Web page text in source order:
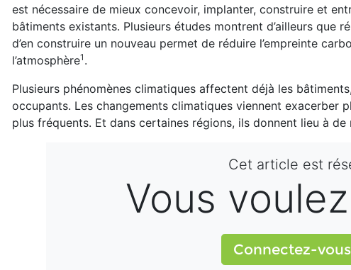
est nécessaire de mieux concevoir, implanter, construire et
bâtiments existants. Plusieurs études montrent d’ailleurs
d’en construire un nouveau permet de réduire l’empreinte
l’atmosphère1 .
Plusieurs phénomènes climatiques affectent déjà les
occupants. Les changements climatiques viennent exacerber
plus fréquents. Et dans certaines régions, ils donnent lieu à
Cet article est
Vous
Connectez-vous